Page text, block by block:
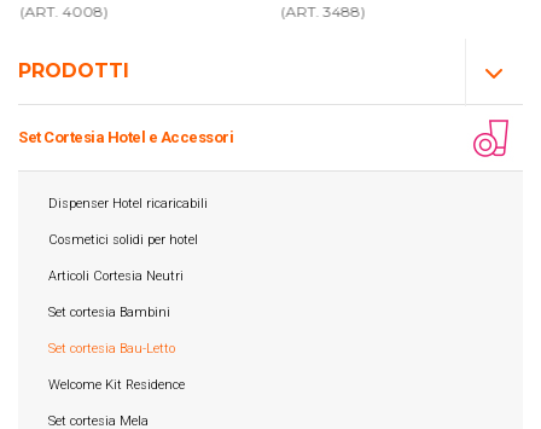
PRODOTTI
Set Cortesia Hotel e Accessori
Dispenser Hotel ricaricabili
Cosmetici solidi per hotel
Articoli Cortesia Neutri
Set cortesia Bambini
Set cortesia Bau-Letto
Welcome Kit Residence
Set cortesia Mela
(ART. 4008) (ART. 3488)